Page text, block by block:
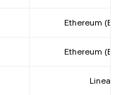
Ethereum
Ethereum
Linea